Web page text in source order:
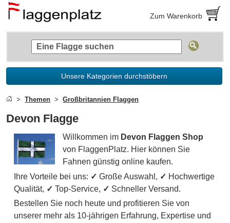
Zum Warenkorb
Unsere Kategorien durchstöbern
Themen Großbritannien Flaggen
Devon Flagge
Willkommen im Devon Flaggen Shop
von FlaggenPlatz. Hier können Sie
Fahnen günstig online kaufen.
Ihre Vorteile bei uns: ✓ Große Auswahl, ✓ Hochwertige
Qualität, ✓ Top-Service, ✓ Schneller Versand.
Bestellen Sie noch heute und profitieren Sie von
unserer mehr als 10-jährigen Erfahrung, Expertise und